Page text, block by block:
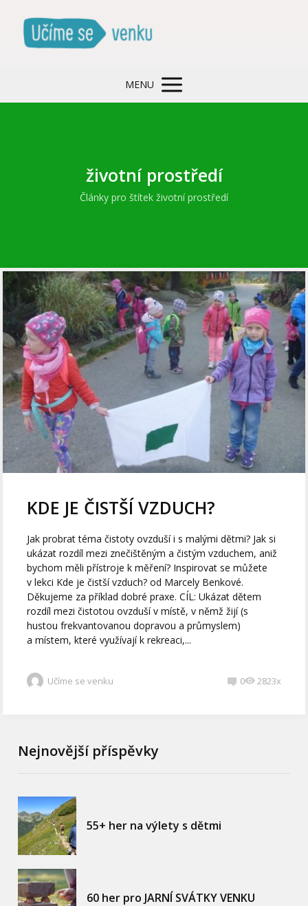
MENU
životní prostředí
Články pro štítek životní prostředí
KDE JE ČISTŠÍ VZDUCH?
Jak probrat téma čistoty ovzduší i s malými dětmi? Jak si
ukázat rozdíl mezi znečištěným a čistým vzduchem, aniž
bychom měli přístroje k měření? Inspirovat se můžete
v lekci Kde je čistší vzduch? od Marcely Benkové.
Děkujeme za příklad dobré praxe. CÍL: Ukázat dětem
rozdíl mezi čistotou ovzduší v místě, v němž žijí (s
hustou frekvantovanou dopravou a průmyslem)
a místem, které využívají k rekreaci,...
Učíme se venku 0 2823x
Nejnovější příspěvky
55+ her na výlety s dětmi
60 her pro JARNÍ SVÁTKY VENKU